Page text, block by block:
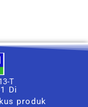
T
Di
produk